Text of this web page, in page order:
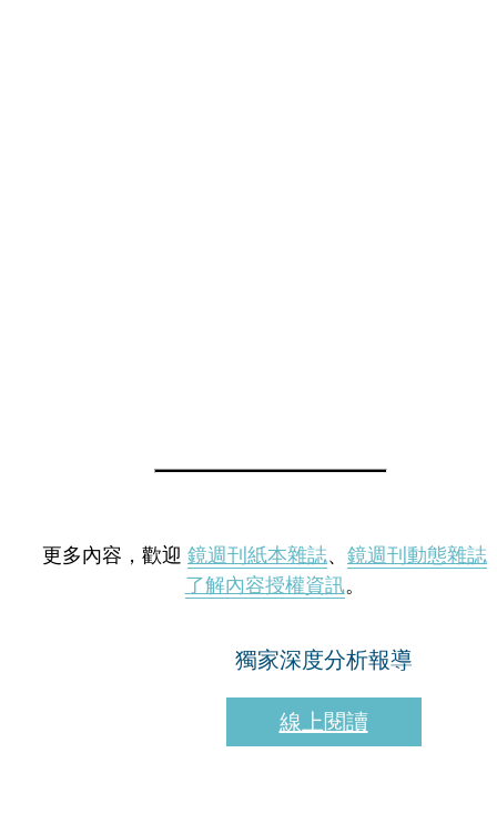
更多內容，歡迎 鏡週刊紙本雜誌、 鏡週刊動態雜誌
了解內容授權資訊。
獨家深度分析報導
線上閱讀